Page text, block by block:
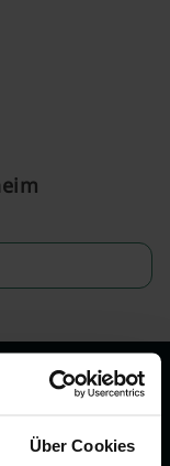
Über Cookies
rund
&